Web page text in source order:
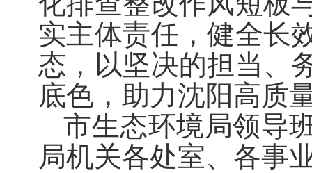
实主体责任，健全长
态，以坚决的担当、
底色，助力沈阳高质
市生态环境局领导
局机关各处室、各事